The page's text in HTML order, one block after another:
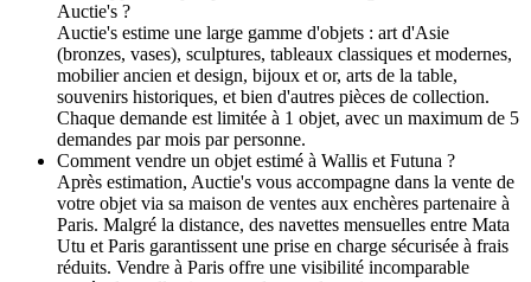
Auctie's ?
Auctie's estime une large gamme d'objets : art d'Asie
(bronzes, vases), sculptures, tableaux classiques et modernes,
mobilier ancien et design, bijoux et or, arts de la table,
souvenirs historiques, et bien d'autres pièces de collection.
Chaque demande est limitée à 1 objet, avec un maximum de 5
demandes par mois par personne.
Comment vendre un objet estimé à Wallis et Futuna ?
Après estimation, Auctie's vous accompagne dans la vente de
votre objet via sa maison de ventes aux enchères partenaire à
Paris. Malgré la distance, des navettes mensuelles entre Mata
Utu et Paris garantissent une prise en charge sécurisée à frais
réduits. Vendre à Paris offre une visibilité incomparable